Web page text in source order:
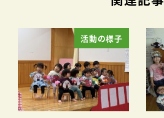
活動の様子